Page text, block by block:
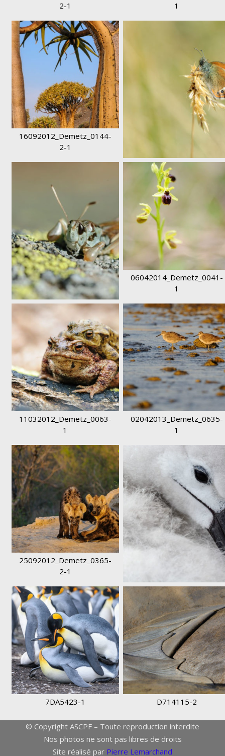
2-1
1
16092012_Demetz_0144-
2-1
DAM_2585-1
DAM_2603-1
06042014_Demetz_0041-
1
11032012_Demetz_0063-
1
02042013_Demetz_0635-
1
25092012_Demetz_0365-
2-1
D710815-1
7DA5423-1 D714115-2
© Copyright ASCPF – Toute reproduction interdite
Nos photos ne sont pas libres de droits
Site réalisé par Pierre Lemarchand